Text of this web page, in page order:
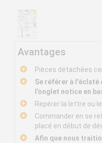
Avantages
Pièces détachées
Se référer à l'éclaté
l'onglet notice en
Repérer la lettre ou
Commander en se
placé en début de
Afin que nous